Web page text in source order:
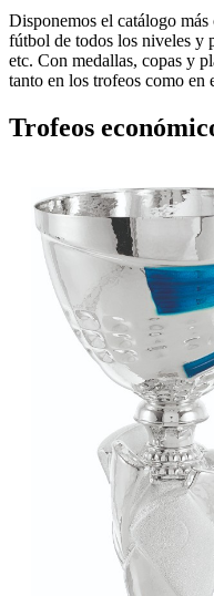
Disponemos el catálogo
fútbol de todos los niveles y
etc. Con medallas, copas y
tanto en los trofeos como en
Trofeos